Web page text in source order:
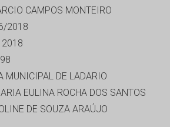
CAMPOS MONTEIRO
2018
2018
MUNICIPAL DE LADARIO
EULINA ROCHA DOS SANTOS
DE SOUZA ARAÚJO